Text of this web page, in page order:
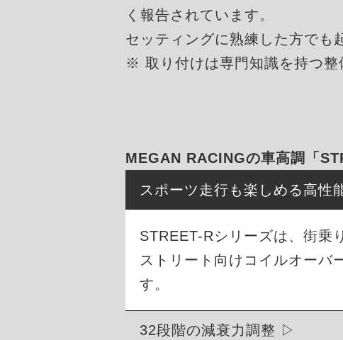
く報告されています。
セッティングに熟練した方でも
※ 取り付けは専門知識を持つ整
MEGAN RACINGの車高調「
スポーツ走行も楽しめる高性
STREET-Rシリーズは、街乗
ストリート向けコイルオーバ
す。
32段階の減衰力調整